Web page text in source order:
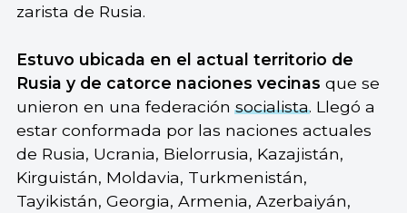
zarista de Rusia.
Estuvo ubicada en el actual territorio de
Rusia y de catorce naciones vecinas que se
unieron en una federaciónsocialista. Llegó a
estar conformada por las naciones actuales
de Rusia, Ucrania, Bielorrusia, Kazajistán,
Kirguistán, Moldavia, Turkmenistán,
Tayikistán, Georgia, Armenia, Azerbaiyán,